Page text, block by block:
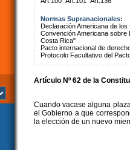
Normas Supranacionales:
Declaración Americana de
Convención Americana
Costa Rica"
Pacto internacional de
Protocolo Facultativo del
Artículo Nº 62 de la
Cuando vacase alguna
el Gobierno a que
la elección de un nuevo